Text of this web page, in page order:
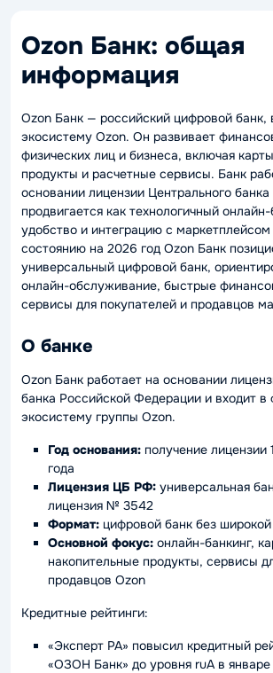
Ozon Банк: общая
информация
Ozon Банк — российский цифровой банк,
экосистему Ozon. Он развивает
физических лиц и бизнеса, включая
продукты и расчетные сервисы. Банк
основании лицензии Центрального
продвигается как технологичный
удобство и интеграцию с
состоянию на 2026 год Ozon Банк
универсальный цифровой банк,
онлайн-обслуживание, быстрые
сервисы для покупателей и продавцов
О банке
Ozon Банк работает на основании
банка Российской Федерации и входит
экосистему группы Ozon.
Год основания: получение лицензии
года
Лицензия ЦБ РФ: универсальная
лицензия № 3542
Формат: цифровой банк без
Основной фокус: онлайн-банкинг,
накопительные продукты, сервисы
продавцов Ozon
Кредитные рейтинги:
«Эксперт РА» повысил кредитный
«ОЗОН Банк» до уровня ruA в январе